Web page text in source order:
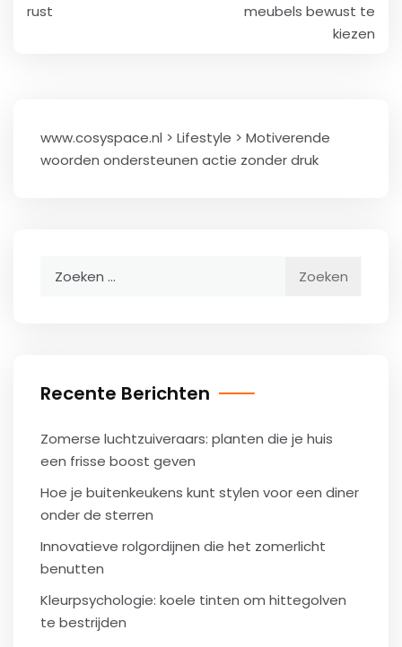
rust
meubels bewust te
kiezen
www.cosyspace.nl > Lifestyle > Motiverende
woorden ondersteunen actie zonder druk
Zoeken
Recente Berichten
Zomerse luchtzuiveraars: planten die je huis
een frisse boost geven
Hoe je buitenkeukens kunt stylen voor een diner
onder de sterren
Innovatieve rolgordijnen die het zomerlicht
benutten
Kleurpsychologie: koele tinten om hittegolven
te bestrijden